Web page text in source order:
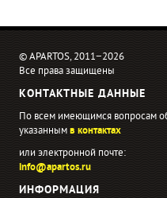
© APARTOS, 2011−2026
Все права защищены
КОНТАКТНЫЕ ДАННЫЕ
По всем имеющимся вопросам
указаннымв контактах
или электронной почте:
info@apartos.ru
ИНФОРМАЦИЯ